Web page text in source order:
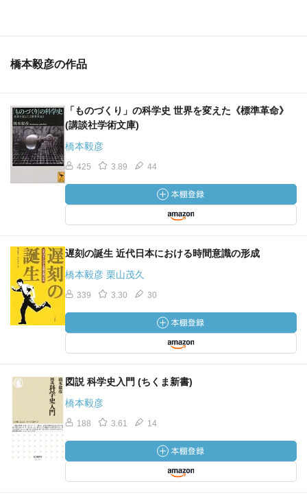
橋本毅彦の作品
「ものづくり」の科学史 世界を変えた《標準革命》
(講談社学術文庫)
橋本毅彦
425 3.89 44
遅刻の誕生 近代日本における時間意識の形成
橋本毅彦 栗山茂久
339 3.30 30
図説 科学史入門 (ちくま新書)
橋本毅彦
188 3.61 14